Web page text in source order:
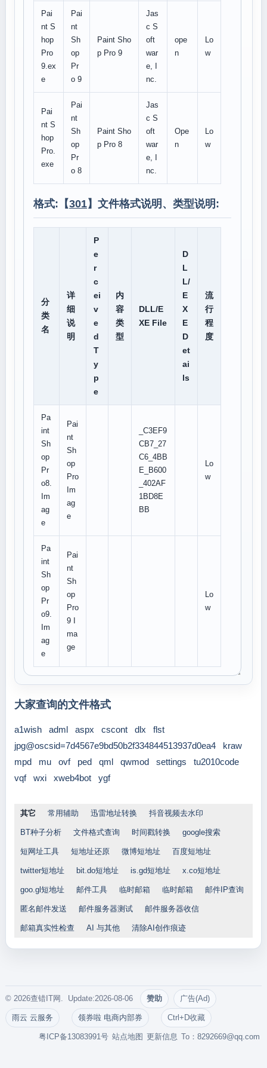
Pai
nt S
hop
Pro
9.ex
e
Pai
nt
Sh
op
Pr
o 9
Paint Sho
p Pro 9
Jas
c S
oft
war
e, I
nc.
ope
n
Lo
w
Pai
nt S
hop
Pro.
exe
Pai
nt
Sh
op
Pr
o 8
Paint Sho
p Pro 8
Jas
c S
oft
war
e, I
nc.
Ope
n
Lo
w
格式:【301】文件格式说明、类型说明:
分
类
名
详
细
说
明
P
e
r
c
ei
v
e
d
T
y
p
e
内
容
类
型
DLL/E
XE File
D
L
L/
E
X
E
D
et
ai
ls
流
行
程
度
Pa
int
Sh
op
Pr
o8.
Im
ag
e
Pai
nt
Sh
op
Pro
Im
ag
e
_C3EF9
CB7_27
C6_4BB
E_B600
_402AF
1BD8E
BB
Lo
w
Pa
int
Sh
op
Pr
o9.
Im
ag
e
Pai
nt
Sh
op
Pro
9 I
ma
ge
Lo
w
大家查询的文件格式
a1wish adml aspx cscont dlx
flst
jpg@oscsid=7d4567e9bd50b2f334844513937d0ea4
kraw
mpd
mu ovf ped qml qwmod settings
tu2010code
vqf
wxi xweb4bot ygf
其它 常用辅助 迅雷地址转换 抖音视频去水印
BT种子分析 文件格式查询 时间戳转换 google搜索
短网址工具 短地址还原 微博短地址 百度短地址
twitter短地址 bit.do短地址 is.gd短地址 x.co短地址
goo.gl短地址 邮件工具 临时邮箱 临时邮箱 邮件IP查询
匿名邮件发送 邮件服务器测试 邮件服务器收信
邮箱真实性检查 AI 与其他 清除AI创作痕迹
© 2026查错IT网. Update:2026-08-06 赞助 广告(Ad)
雨云 云服务 领券啦 电商内部券 Ctrl+D收藏
To：8292669@qq.com
更新信息
站点地图
粤ICP备13083991号